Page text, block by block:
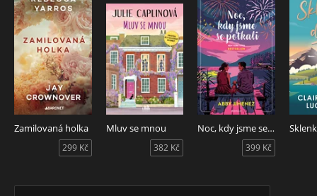
Zamilovaná holka
299 Kč
Mluv se mnou
382 Kč
Noc, kdy jsme se potkali
399 Kč